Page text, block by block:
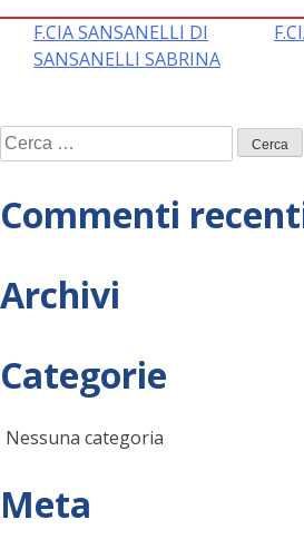
Navigazione
F.CIA SANSANELLI DI
SANSANELLI SABRINA
Ricerca
per:
Commenti
Archivi
Categorie
Nessuna categoria
Meta